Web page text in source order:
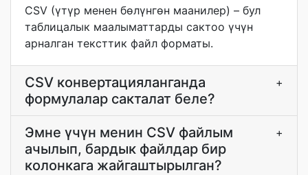
CSV (үтүр менен бөлүнгөн маанилер) – бул
таблицалык маалыматтарды сактоо үчүн
арналган тексттик файл форматы.
CSV конвертацияланганда
формулалар сакталат беле?
+
Эмне үчүн менин CSV файлым
ачылып, бардык файлдар бир
колонкага жайгаштырылган?
+